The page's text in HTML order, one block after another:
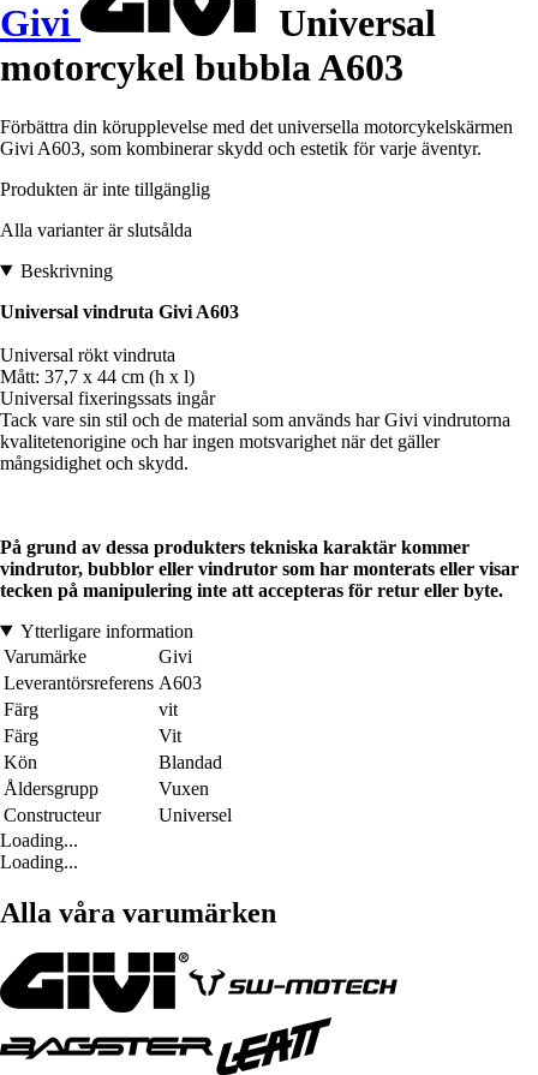
Givi
Universal
motorcykel bubbla A603
Förbättra din körupplevelse med det universella motorcykelskärmen
Givi A603, som kombinerar skydd och estetik för varje äventyr.
Produkten är inte tillgänglig
Alla varianter är slutsålda
Beskrivning
Universal vindruta Givi A603
Universal rökt vindruta
Mått: 37,7 x 44 cm (h x l)
Universal fixeringssats ingår
Tack vare sin stil och de material som används har Givi vindrutorna
kvalitetenorigine och har ingen motsvarighet när det gäller
mångsidighet och skydd.
På grund av dessa produkters tekniska karaktär kommer
vindrutor, bubblor eller vindrutor som har monterats eller visar
tecken på manipulering inte att accepteras för retur eller byte.
Ytterligare information
Varumärke
Givi
Leverantörsreferens A603
Färg
vit
Färg
Vit
Kön
Blandad
Åldersgrupp
Vuxen
Constructeur
Universel
Loading...
Loading...
Alla våra varumärken